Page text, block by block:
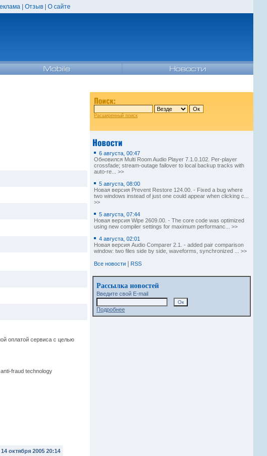
| Отзыв| О сайте
Расширенный поиск
оплатой сервиса с целью
fraud technology
14 октября 2005 20:14
6 августа, 00:47
Обновился Multi Room Audio Player 7.1.0.102. Per-player
crossfade; stream-outage failover to local backup tracks with
auto-re... >>
5 августа, 08:00
Новая версия Prevent Restore 124.00. - Fixed a bug where
two windows instead of just one could appear when clicking c...
>>
5 августа, 07:44
Новая версия Wipe 2609.00. - The core code was optimized
using new compiler settings for maximum performanc... >>
4 августа, 02:01
Новая версия Audio Comparer 2.1. - added pair comparison
window: two files side by side, waveforms, synchronized ... >>
Все новости RSS
Рассылка новостей
Введите свой E-mail
Подробнее